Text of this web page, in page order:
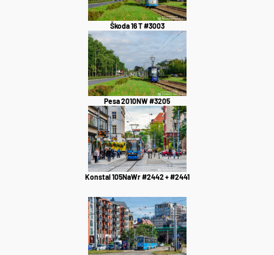
Škoda 16 T #3003
Pesa 2010NW #3205
Konstal 105NaWr #2442 + #2441